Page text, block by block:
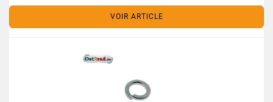
VOIR ARTICLE